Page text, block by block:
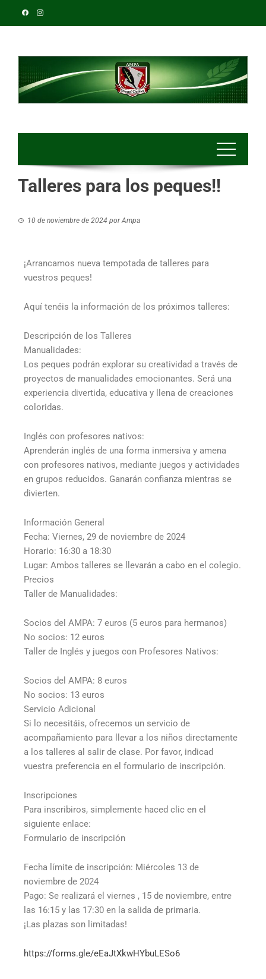
Talleres para los peques!!
10 de noviembre de 2024 porAmpa
¡Arrancamos nueva tempotada de talleres para
vuestros peques!
Aquí tenéis la información de los próximos talleres:
Descripción de los Talleres
Manualidades:
Los peques podrán explorar su creatividad a través de
proyectos de manualidades emocionantes. Será una
experiencia divertida, educativa y llena de creaciones
coloridas.
Inglés con profesores nativos:
Aprenderán inglés de una forma inmersiva y amena
con profesores nativos, mediante juegos y actividades
en grupos reducidos. Ganarán confianza mientras se
divierten.
Información General
Fecha: Viernes, 29 de noviembre de 2024
Horario: 16:30 a 18:30
Lugar: Ambos talleres se llevarán a cabo en el colegio.
Precios
Taller de Manualidades:
Socios del AMPA: 7 euros (5 euros para hermanos)
No socios: 12 euros
Taller de Inglés y juegos con Profesores Nativos:
Socios del AMPA: 8 euros
No socios: 13 euros
Servicio Adicional
Si lo necesitáis, ofrecemos un servicio de
acompañamiento para llevar a los niños directamente
a los talleres al salir de clase. Por favor, indicad
vuestra preferencia en el formulario de inscripción.
Inscripciones
Para inscribiros, simplemente haced clic en el
siguiente enlace:
Formulario de inscripción
Fecha límite de inscripción: Miércoles 13 de
noviembre de 2024
Pago: Se realizará el viernes , 15 de noviembre, entre
las 16:15 y las 17:30 en la salida de primaria.
¡Las plazas son limitadas!
https://forms.gle/eEaJtXkwHYbuLESo6